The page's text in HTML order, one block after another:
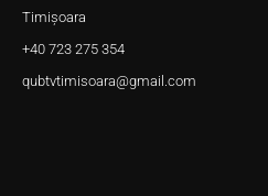
Timișoara
+40 723 275 354
qubtvtimisoara@gmail.com